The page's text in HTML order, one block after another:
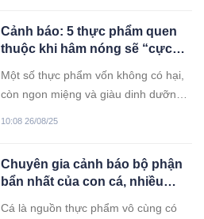
Cảnh báo: 5 thực phẩm quen
thuộc khi hâm nóng sẽ “cực
Một số thực phẩm vốn không có hại,
còn ngon miệng và giàu dinh dưỡng
10:08 26/08/25
Chuyên gia cảnh báo bộ phận
bẩn nhất của con cá, nhiều
Cá là nguồn thực phẩm vô cùng có